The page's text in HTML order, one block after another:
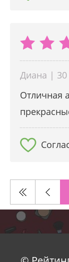
Диана | 30
Отличная